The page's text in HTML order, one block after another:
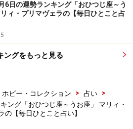
子座（7月23日～8月22日
メに。ある程度は強気な部分も
6日の運勢ランキング「おひつじ座～う
ィ・プリマヴェラの【毎日ひとこと占
ングをもっと見る
ホビー・コレクション > 占い
>
ング「おひつじ座～うお座」 マリィ・
の【毎日ひとこと占い】